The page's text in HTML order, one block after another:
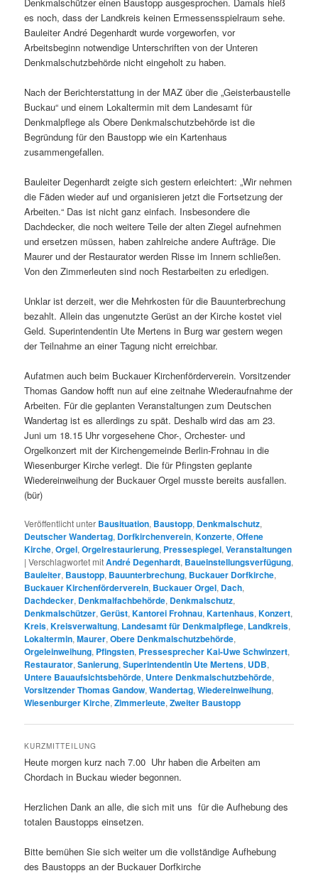
es noch, dass der Landkreis keinen Ermessensspielraum sehe.
Bauleiter André Degenhardt wurde vorgeworfen, vor
Arbeitsbeginn notwendige Unterschriften von der Unteren
Denkmalschutzbehörde nicht eingeholt zu haben.
Nach der Berichterstattung in der MAZ über die „Geisterbaustelle
Buckau“ und einem Lokaltermin mit dem Landesamt für
Denkmalpflege als Obere Denkmalschutzbehörde ist die
Begründung für den Baustopp wie ein Kartenhaus
zusammengefallen.
Bauleiter Degenhardt zeigte sich gestern erleichtert: „Wir nehmen
die Fäden wieder auf und organisieren jetzt die Fortsetzung der
Arbeiten.“ Das ist nicht ganz einfach. Insbesondere die
Dachdecker, die noch weitere Teile der alten Ziegel aufnehmen
und ersetzen müssen, haben zahlreiche andere Aufträge. Die
Maurer und der Restaurator werden Risse im Innern schließen.
Von den Zimmerleuten sind noch Restarbeiten zu erledigen.
Unklar ist derzeit, wer die Mehrkosten für die Bauunterbrechung
bezahlt. Allein das ungenutzte Gerüst an der Kirche kostet viel
Geld. Superintendentin Ute Mertens in Burg war gestern wegen
der Teilnahme an einer Tagung nicht erreichbar.
Aufatmen auch beim Buckauer Kirchenförderverein. Vorsitzender
Thomas Gandow hofft nun auf eine zeitnahe Wiederaufnahme der
Arbeiten. Für die geplanten Veranstaltungen zum Deutschen
Wandertag ist es allerdings zu spät. Deshalb wird das am 23.
Juni um 18.15 Uhr vorgesehene Chor-, Orchester- und
Orgelkonzert mit der Kirchengemeinde Berlin-Frohnau in die
Wiesenburger Kirche verlegt. Die für Pfingsten geplante
Wiedereinweihung der Buckauer Orgel musste bereits ausfallen.
(bür)
Veröffentlicht unter Bausituation, Baustopp, Denkmalschutz,
Deutscher Wandertag, Dorfkirchenverein,Konzerte,Offene
Kirche,Orgel,Orgelrestaurierung, Pressespiegel,Veranstaltungen
|Verschlagwortet mitAndré Degenhardt, Baueinstellungsverfügung,
Bauleiter, Baustopp, Bauunterbrechung, Buckauer Dorfkirche,
Buckauer Kirchenförderverein, Buckauer Orgel, Dach,
Dachdecker, Denkmalfachbehörde, Denkmalschutz,
Denkmalschützer,Gerüst,Kantorei Frohnau,Kartenhaus,Konzert,
Kreis,Kreisverwaltung, Landesamt für Denkmalpflege, Landkreis,
Lokaltermin,Maurer,Obere Denkmalschutzbehörde,
Orgeleinweihung, Pfingsten, Pressesprecher Kai-Uwe Schwinzert,
Restaurator,Sanierung,Superintendentin Ute Mertens, UDB,
Untere Bauaufsichtsbehörde, Untere Denkmalschutzbehörde,
Vorsitzender Thomas Gandow,Wandertag,Wiedereinweihung,
Wiesenburger Kirche,Zimmerleute,Zweiter Baustopp
KURZMITTEILUNG
Heute morgen kurz nach 7.00 Uhr haben die Arbeiten am
Chordach in Buckau wieder begonnen.
Herzlichen Dank an alle, die sich mit uns für die Aufhebung des
totalen Baustopps einsetzen.
Bitte bemühen Sie sich weiter um die vollständige Aufhebung
des Baustopps an der Buckauer Dorfkirche